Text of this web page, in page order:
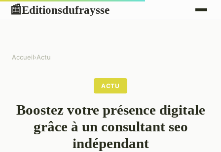
📰Editionsdufraysse
Accueil›Actu
ACTU
Boostez votre présence digitale
grâce à un consultant seo
indépendant